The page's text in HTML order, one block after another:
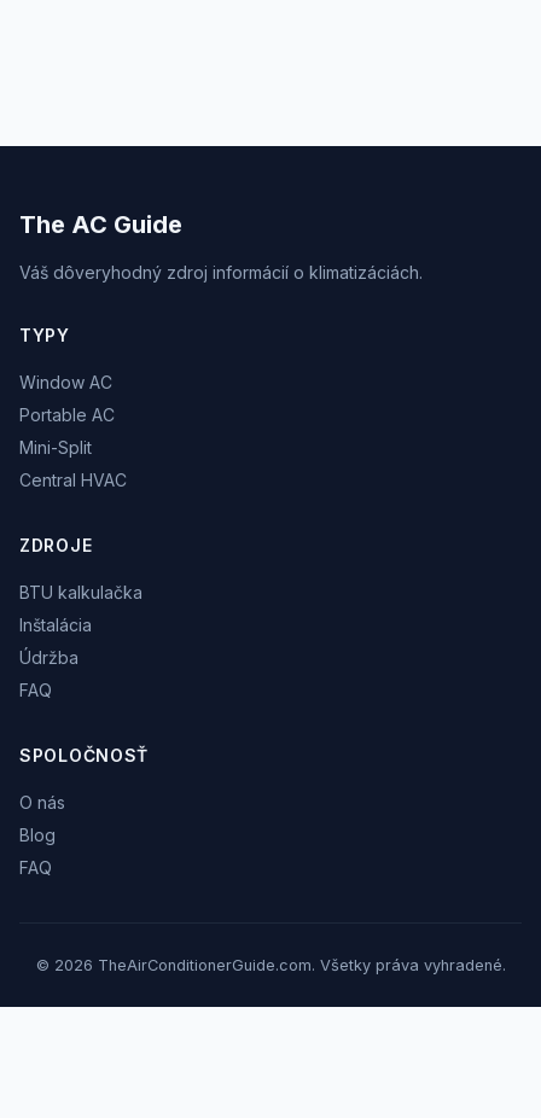
The AC Guide
Váš dôveryhodný zdroj informácií o klimatizáciách.
TYPY
Window AC
Portable AC
Mini-Split
Central HVAC
ZDROJE
BTU kalkulačka
Inštalácia
Údržba
FAQ
SPOLOČNOSŤ
O nás
Blog
FAQ
© 2026 TheAirConditionerGuide.com. Všetky práva vyhradené.